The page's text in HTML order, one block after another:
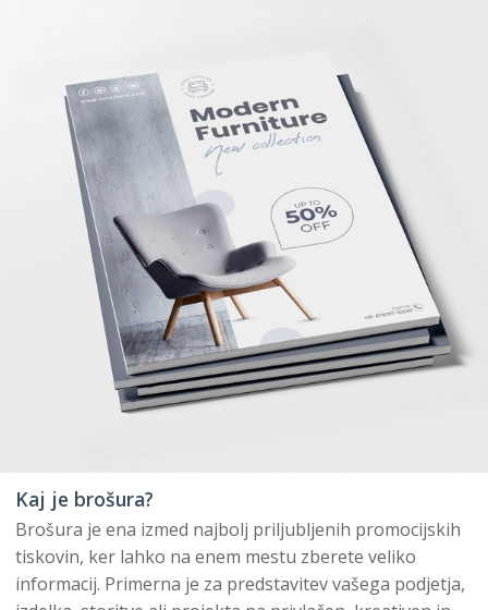
Kaj je brošura?
Brošura je ena izmed najbolj priljubljenih promocijskih
tiskovin, ker lahko na enem mestu zberete veliko
informacij. Primerna je za predstavitev vašega podjetja,